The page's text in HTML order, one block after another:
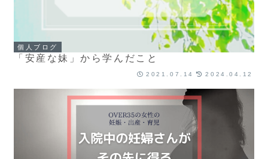
個人ブログ
「安産な妹」から学んだこと
2021.07.14 2024.04.12